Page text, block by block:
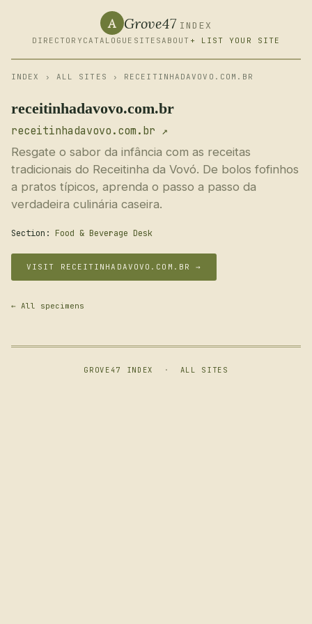
A Grove47 INDEX
DIRECTORY CATALOGUE SITESABOUT + LIST YOUR SITE
INDEX › ALL SITES › RECEITINHADAVOVO.COM.BR
receitinhadavovo.com.br
receitinhadavovo.com.br ↗
Resgate o sabor da infância com as receitas
tradicionais do Receitinha da Vovó. De bolos fofinhos
a pratos típicos, aprenda o passo a passo da
verdadeira culinária caseira.
Section: Food & Beverage Desk
VISIT RECEITINHADAVOVO.COM.BR →
← All specimens
GROVE47 INDEX · ALL SITES